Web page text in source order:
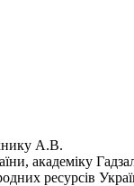
А.В.
академіку
ресурсів